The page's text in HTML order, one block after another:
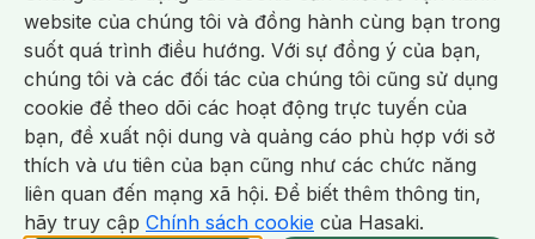
NowFree 2H Giao Nhanh Miễn Phí 2H Xem chi tiết
Tăm / Chỉ Nha Khoa/ Xịt Thơm Miệng / Dung Dịch Vệ Sinh/Dưỡng Vùng Kín/
Khăn Ướt Vệ Sinh Vùng Kín/Băng Vệ Sinh/Tampon/Bọt Cạo Râu /Dao Cạo Râu/
Máy Cạo Râu
Vấn Đề Về Da
Da Dầu / Lỗ Chân Lông To/ Da Khô / Mất Nước/ Da Lão Hóa/ Da Mụn/
Da Nhạy Cảm / Kích Ứng
Da Xỉn Màu Thâm / Nám / Tàn Nhang
Quầng Thâm & Bọng Mắt /Sẹo /Viêm Da Cơ Địa
Dụng Cụ / Phụ Kiện Chăm Sóc Da
Bông Tẩy Trang
Khăn Lau Mặt Khô Dụng Cụ / Máy Rửa Mặt Máy Chăm Sóc Da
Dụng Cụ Chăm Sóc Khác
website của chúng tôi và đồng hành cùng bạn trong
suốt quá trình điều hướng. Với sự đồng ý của bạn,
chúng tôi và các đối tác của chúng tôi cũng sử dụng
cookie để theo dõi các hoạt động trực tuyến của
bạn, đề xuất nội dung và quảng cáo phù hợp với sở
thích và ưu tiên của bạn cũng như các chức năng
liên quan đến mạng xã hội. Để biết thêm thông tin,
hãy truy cập Chính sách cookie của Hasaki.